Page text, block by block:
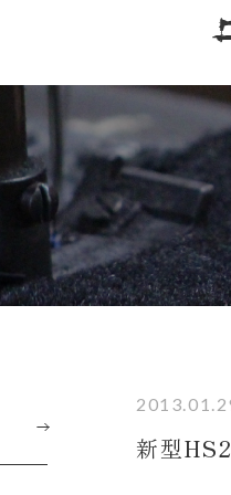
新型